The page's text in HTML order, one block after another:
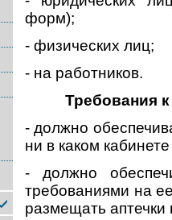
форм);
- физических лиц;
- на работников.
Требования
- должно
ни в каком
- должно
требованиями на
размещать